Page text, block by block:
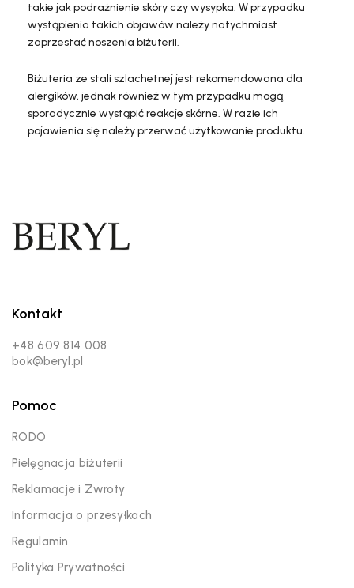
takie jak podrażnienie skóry czy wysypka. W przypadku
wystąpienia takich objawów należy natychmiast
zaprzestać noszenia biżuterii.
Biżuteria ze stali szlachetnej jest rekomendowana dla
alergików, jednak również w tym przypadku mogą
sporadycznie wystąpić reakcje skórne. W razie ich
pojawienia się należy przerwać użytkowanie produktu.
Kontakt
+48 609 814 008
bok@beryl.pl
Pomoc
RODO
Pielęgnacja biżuterii
Reklamacje i Zwroty
Informacja o przesyłkach
Regulamin
Polityka Prywatności